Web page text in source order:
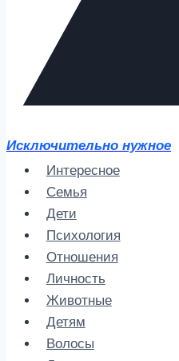
Исключительно нужное
Интересное
Семья
Дети
Психология
Отношения
Личность
Животные
Детям
Волосы